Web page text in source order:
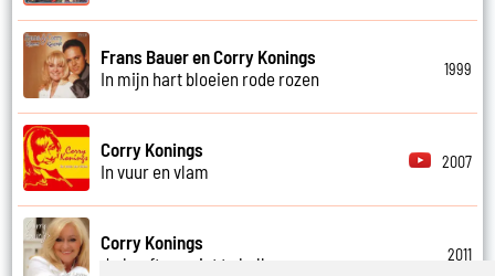
Frans Bauer en Corry Konings
In mijn hart bloeien rode rozen
1999
Corry Konings
In vuur en vlam
2007
Corry Konings
Je hoeft me niet te bellen
2011